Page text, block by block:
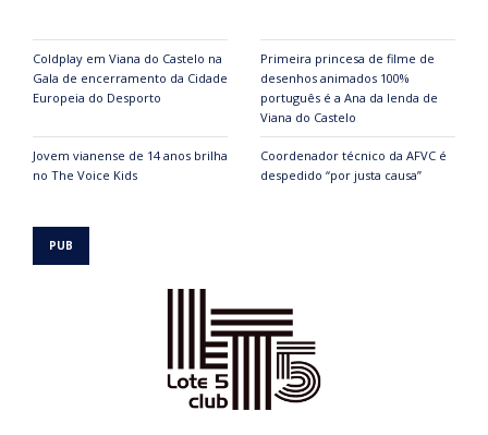
Coldplay em Viana do Castelo na
Gala de encerramento da Cidade
Europeia do Desporto
Primeira princesa de filme de
desenhos animados 100%
português é a Ana da lenda de
Viana do Castelo
Jovem vianense de 14 anos brilha
no The Voice Kids
Coordenador técnico da AFVC é
despedido “por justa causa”